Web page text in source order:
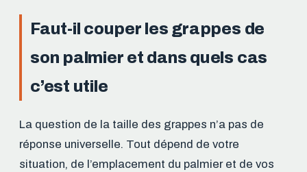
Faut-il couper les grappes de
son palmier et dans quels cas
c’est utile
La question de la taille des grappes n’a pas de
réponse universelle. Tout dépend de votre
situation, de l’emplacement du palmier et de vos